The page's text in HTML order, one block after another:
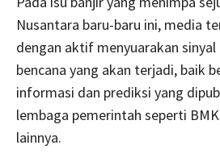
Nusantara baru-baru ini, media
dengan aktif menyuarakan
bencana yang akan terjadi, baik
informasi dan prediksi yang
lembaga pemerintah seperti
lainnya.